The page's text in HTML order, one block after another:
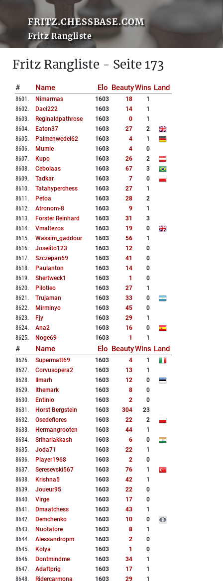
FRITZ.CHESSBASE.COM
Fritz Rangliste
Fritz Rangliste - Seite 173
# Name Elo BeautyWins Land
8601 . Nimarmas 1603 18
1
8602. Daci222 1603 14
1
8603. Reginaldpathrose 1603 0
1
8604. Eaton37 1603 27
2
8605. Palmenwedel62 1603 4
1
8606. Mumie 1603 4
0
8607. Kupo 1603 26
2
8608. Cebolaas 1603 67
3
8609. Tadkar 1603 7
0
8610. Tatahyperchess 1603 27
1
8611 . Petoa 1603 28
2
8612. Atronom-8 1603 9
1
8613. Forster Reinhard 1603 31
3
8614. Vmaltezos 1603 19
0
8615. Wassim_gaddour 1603 56
1
8616. Joselito123 1603 12
0
8617. Szczepan69 1603 41
0
8618. Paulanton 1603 14
0
8619. Shertweck1 1603 1
0
8620. Pilotleo 1603 27
1
8621 . Trujaman 1603 33
0
8622. Mirminyo 1603 45
0
8623. Fjy 1603 29
1
8624. Ana2 1603 16
0
8625. Noge69 1603 1 1
# Name Elo BeautyWins Land
8626. Supermatt69 1603 4
1
8627. Corvusopera2 1603 13
1
8628. Ilmarh 1603 12
0
8629. Ithemark 1603 8
0
8630. Entinio 1603 2
0
8631 . Horst Bergstein 1603 304
23
8632. Osedeflores 1603 22
2
8633. Hermangrooten 1603 44
1
8634. Srihariakkash 1603 6
0
8635. Joda71 1603 22
1
8636. Player1968 1603 2
0
8637. Seresevski567 1603 76
1
8638. Krishna5 1603 42
1
8639. Joueur95 1603 22
0
8640. Virge 1603 17
0
8641 . Dmaatchess 1603 43
1
8642. Demchenko 1603 10
0
8643. Nuotatore 1603 8
1
8644. Alessandropm 1603 2
0
8645. Kolya 1603 1
0
8646. Dontmindme 1603 34
1
8647. Adaftprig 1603 17
1
8648. Ridercarmona 1603 29
1